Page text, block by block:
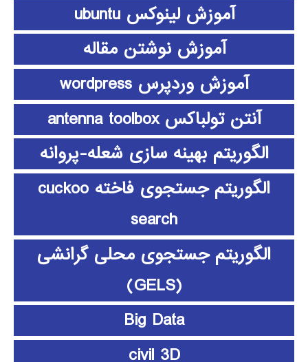
آموزش لینوکس ubuntu
آموزش نوشتن مقاله
آموزش وردپرس wordpress
آنتن تولباکس antenna toolbox
الگوریتم بهینه سازی شعله-پروانه
الگوریتم جستجوی فاخته cuckoo
search
الگوریتم جستجوی محلی گرانشی
(GELS)
Big Data
civil 3D